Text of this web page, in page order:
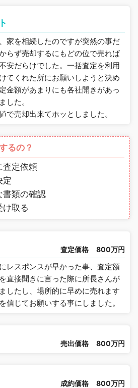
家を相続したのですが突然の事だ
らず売却するにもどの位で売れば
安だらけでした。一括査定を利用
てくれた所にお願いしようと決め
金額があまりにも各社開きがあっ
した。
で売却出来てホッとしました。
るの？
査定依頼
定
書類の確認
け取る
査定価格 800万円
レスポンスが早かった事、査定額
直接聞きに言った際に所長さんが
したし、場所的に早めに売れます
信じてお願いする事にしました。
売出価格 800万円
成約価格 800万円